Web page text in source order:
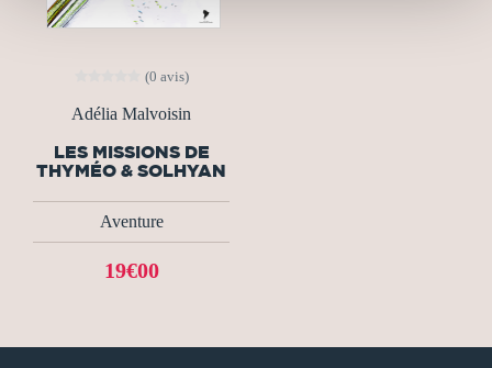
(0 avis)
Adélia Malvoisin
LES MISSIONS DE
THYMÉO & SOLHYAN
Aventure
19€00